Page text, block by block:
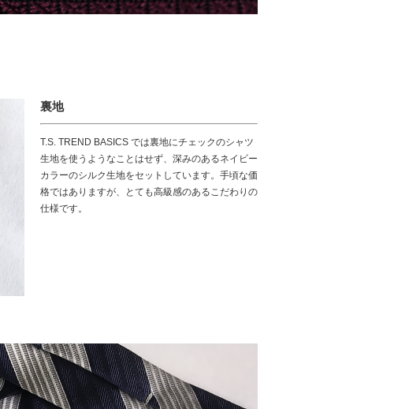
裏地
T.S. TREND BASICS では裏地にチェックのシャツ
生地を使うようなことはせず、深みのあるネイビー
カラーのシルク生地をセットしています。手頃な価
格ではありますが、とても高級感のあるこだわりの
仕様です。